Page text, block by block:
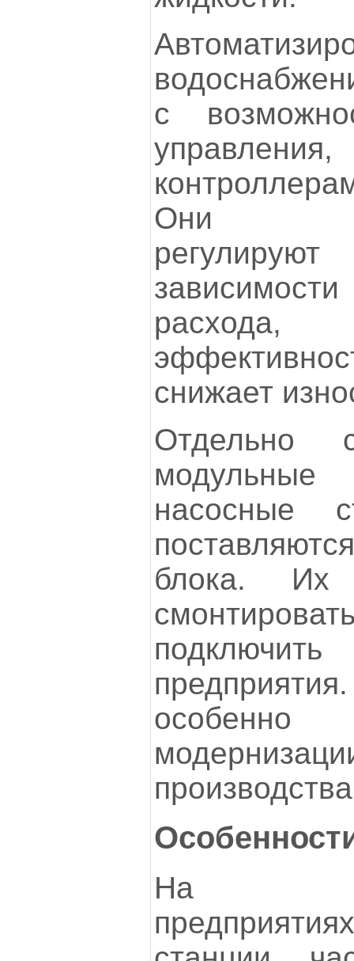
с
Они
расхода,
снижает
Отдельно
насосные
блока. Их
На